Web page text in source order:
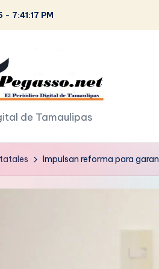
- 7:41:18 PM
de Tamaulipas
Impulsan reforma para